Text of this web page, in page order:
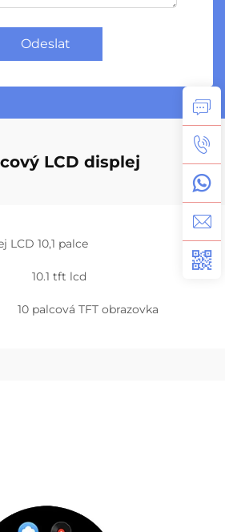
Odeslat
LCD displej
LCD 10,1 palce
10.1 tft lcd
10 palcová TFT obrazovka